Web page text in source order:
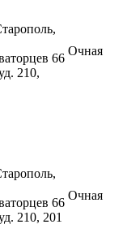
66
210,
Очная
66
210, 201
Очная